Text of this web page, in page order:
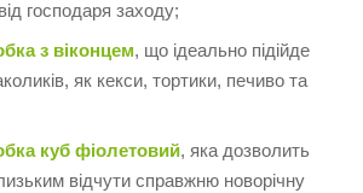
господаря заходу;
з віконцем, що ідеально підійде
як кекси, тортики, печиво та
куб фіолетовий, яка дозволить
відчути справжню новорічну